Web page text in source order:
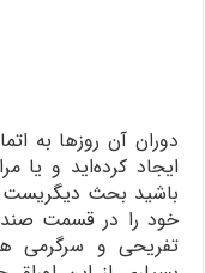
دوران آن روزها به
ایجاد کرده‌اید و یا
باشید بحث
خود را در قسمت
تفریحی و سرگرمی